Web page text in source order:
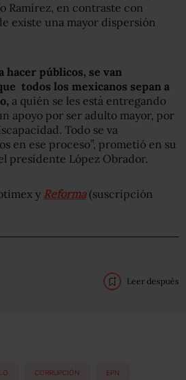
Ramírez, en contraste con
existe una mayor dispersión
hacer públicos, se van
todos los mexicanos sepan a
a quién se les está entregando
apoyo por ser adulto mayor, por
Todo se va
en ese proceso”, prometió en su
presidente López Obrador.
y Reforma(suscripción
Leer después
CORRUPCIÓN EPN